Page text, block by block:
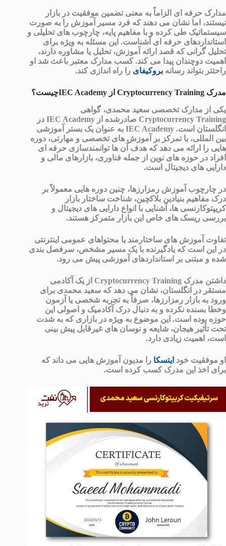
مدارک حرفه ای الزاماً به معنی تضمین موفقیت در بازار
نیستند، اما نشان می دهند که فرد مسیر آموزش را به صورت
سیستماتیک طی کرده و با مفاهیم پایه، چارچوب های تحلیلی و
استانداردهای حرفه ای آشناست. این مسئله به ویژه برای
تحلیل گرانی که قصد ارائه آموزش، تحلیل یا مشاوره دارند،
اهمیت دوچندان پیدا می کند. کسب مدارک معتبر باعث شد او
راحتتر بتواند رسانه بروکیفای را راه اندازی کند.
مدرک Cryptocurrency Training از IEC Academyچیست؟
یکی از مدارک تخصصی سعید محمدی، گواهی
Cryptocurrency Training صادرشده از IEC Academy در
انگلستان است. IEC Academy به عنوان یک بستر آموزشی
بین المللی، با تمرکز بر آموزش های تخصصی و مهارتی، دوره
هایی را ارائه می دهد که هدف آن ها توانمندسازی حرفه ای
افراد در حوزه های نوین از جمله فناوری، بازارهای مالی و
دارایی های دیجیتال است.
در چارچوب آموزش رمزارزها، چنین دوره هایی معمولاً بر
درک مفاهیم بنیادین بلاکچین، شناخت ساختار بازار
کریپتوکارنسی ها، آشنایی با انواع دارایی های دیجیتال و
بررسی ریسک های خاص این بازار متمرکز هستند.
تفاوت آموزش های ساختارمند با محتواهای عمومی اینترنتی
در این است که یادگیرنده با یک مسیر مشخص، سرفصل بندی
شده و مبتنی بر استانداردهای آموزشی پیش می رود.
داشتن مدرک Cryptocurrency Training از یک آکادمی
مستقر در انگلستان، نشان می دهد که سعید محمدی برای
ورود به بازار رمزارزها، صرفاً به تجربه شخصی یا آزمون
وخطا بسنده نکرده و به دنبال درک آکادمیک و اصولی این
حوزه بوده است. این موضوع به ویژه در بازاری که به شدت
تحت تأثیر هیجان، شایعه و نوسان های غیرقابل پیش بینی
است، اهمیت زیادی دارد.
او موفقیت خود ایتسکا را مدیون آموزش هایی می داند که
برای اخذ این مدرک کسب کرده است.